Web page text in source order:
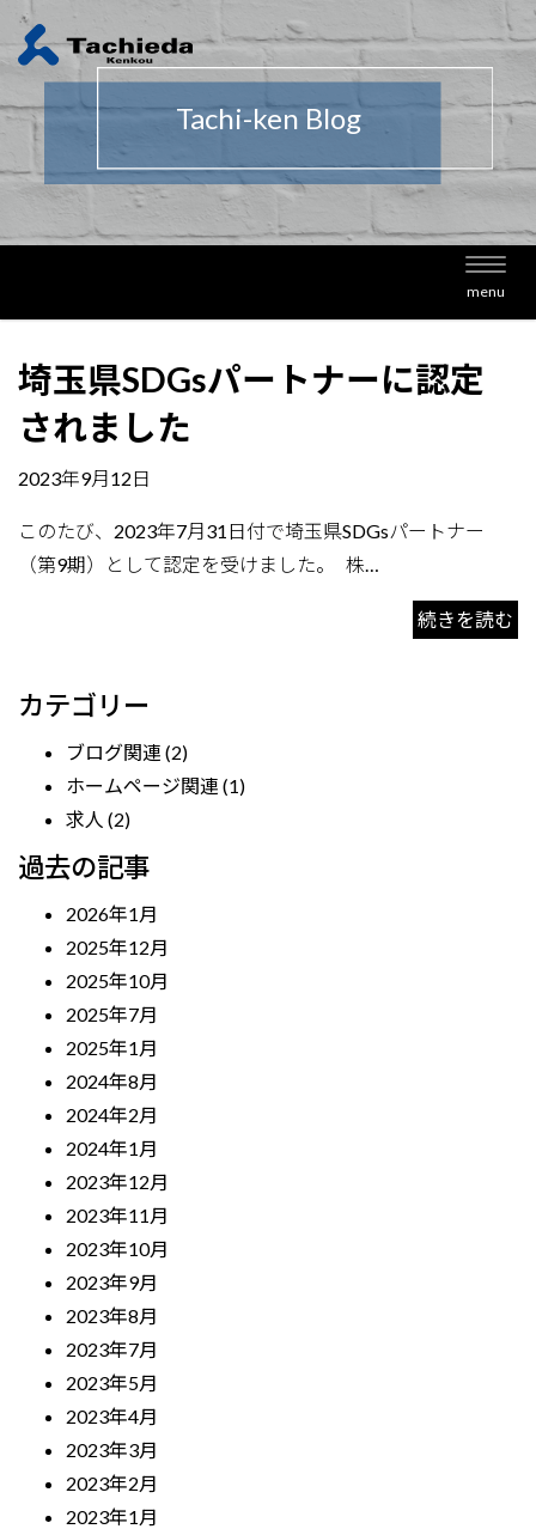
Tachi-ken Blog
menu
埼玉県SDGsパートナーに認定
されました
2023年9月12日
このたび、2023年7月31日付で埼玉県SDGsパートナー
（第9期）として認定を受けました。 株…
続きを読む
カテゴリー
ブログ関連 (2)
ホームページ関連 (1)
求人 (2)
過去の記事
2026年1月
2025年12月
2025年10月
2025年7月
2025年1月
2024年8月
2024年2月
2024年1月
2023年12月
2023年11月
2023年10月
2023年9月
2023年8月
2023年7月
2023年5月
2023年4月
2023年3月
2023年2月
2023年1月